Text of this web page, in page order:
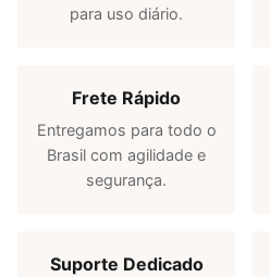
para uso diário.
Frete Rápido
Entregamos para todo o
Brasil com agilidade e
segurança.
Suporte Dedicado